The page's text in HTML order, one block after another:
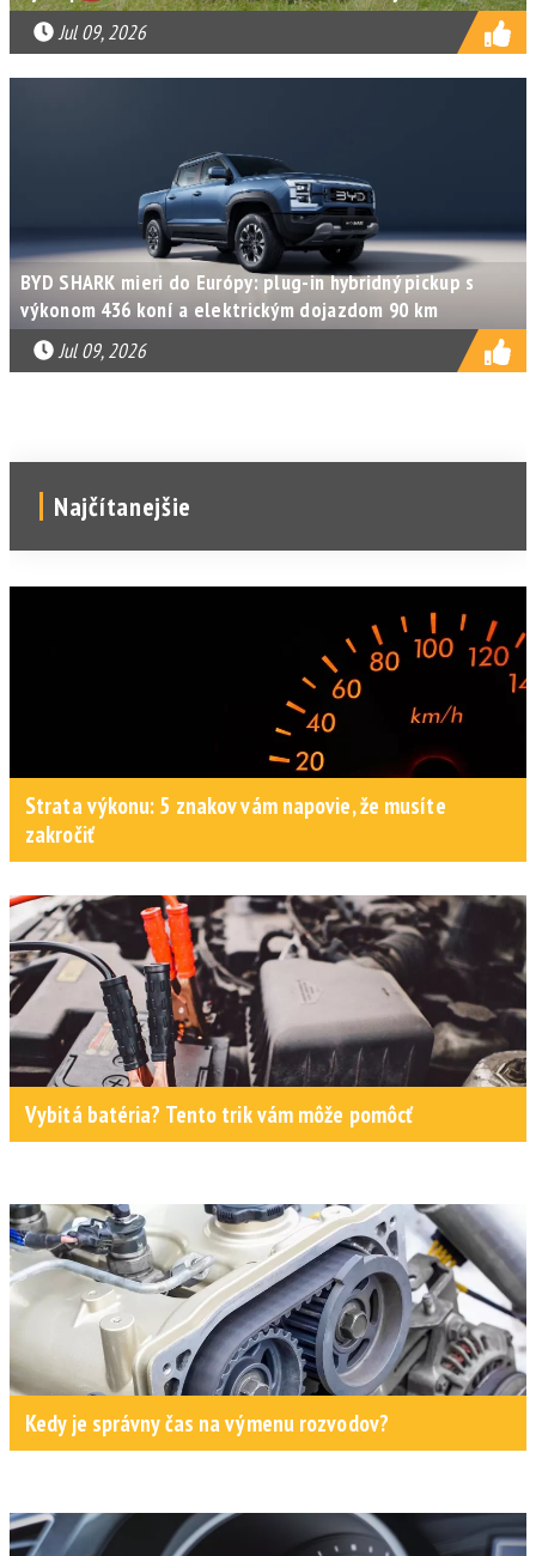
Jul 09, 2026
BYD SHARK mieri do Európy: plug-in hybridný pickup s
výkonom 436 koní a elektrickým dojazdom 90 km
Jul 09, 2026
Najčítanejšie
Strata výkonu: 5 znakov vám napovie, že musíte
zakročiť
Vybitá batéria? Tento trik vám môže pomôcť
Kedy je správny čas na výmenu rozvodov?